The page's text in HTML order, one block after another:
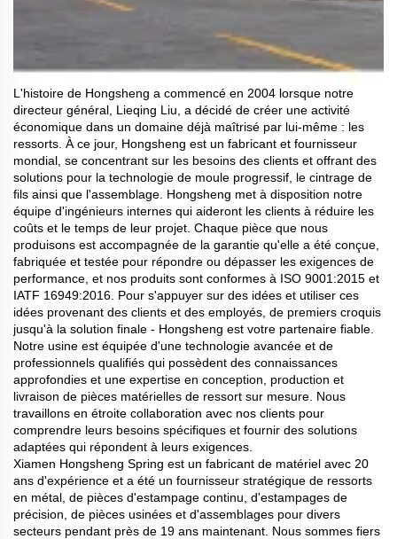
L'histoire de Hongsheng a commencé en 2004 lorsque notre
directeur général, Lieqing Liu, a décidé de créer une activité
économique dans un domaine déjà maîtrisé par lui-même : les
ressorts. À ce jour, Hongsheng est un fabricant et fournisseur
mondial, se concentrant sur les besoins des clients et offrant des
solutions pour la technologie de moule progressif, le cintrage de
fils ainsi que l'assemblage. Hongsheng met à disposition notre
équipe d'ingénieurs internes qui aideront les clients à réduire les
coûts et le temps de leur projet. Chaque pièce que nous
produisons est accompagnée de la garantie qu'elle a été conçue,
fabriquée et testée pour répondre ou dépasser les exigences de
performance, et nos produits sont conformes à ISO 9001:2015 et
IATF 16949:2016. Pour s'appuyer sur des idées et utiliser ces
idées provenant des clients et des employés, de premiers croquis
jusqu'à la solution finale - Hongsheng est votre partenaire fiable.
Notre usine est équipée d'une technologie avancée et de
professionnels qualifiés qui possèdent des connaissances
approfondies et une expertise en conception, production et
livraison de pièces matérielles de ressort sur mesure. Nous
travaillons en étroite collaboration avec nos clients pour
comprendre leurs besoins spécifiques et fournir des solutions
adaptées qui répondent à leurs exigences.
Xiamen Hongsheng Spring est un fabricant de matériel avec 20
ans d'expérience et a été un fournisseur stratégique de ressorts
en métal, de pièces d'estampage continu, d'estampages de
précision, de pièces usinées et d'assemblages pour divers
secteurs pendant près de 19 ans maintenant. Nous sommes fiers